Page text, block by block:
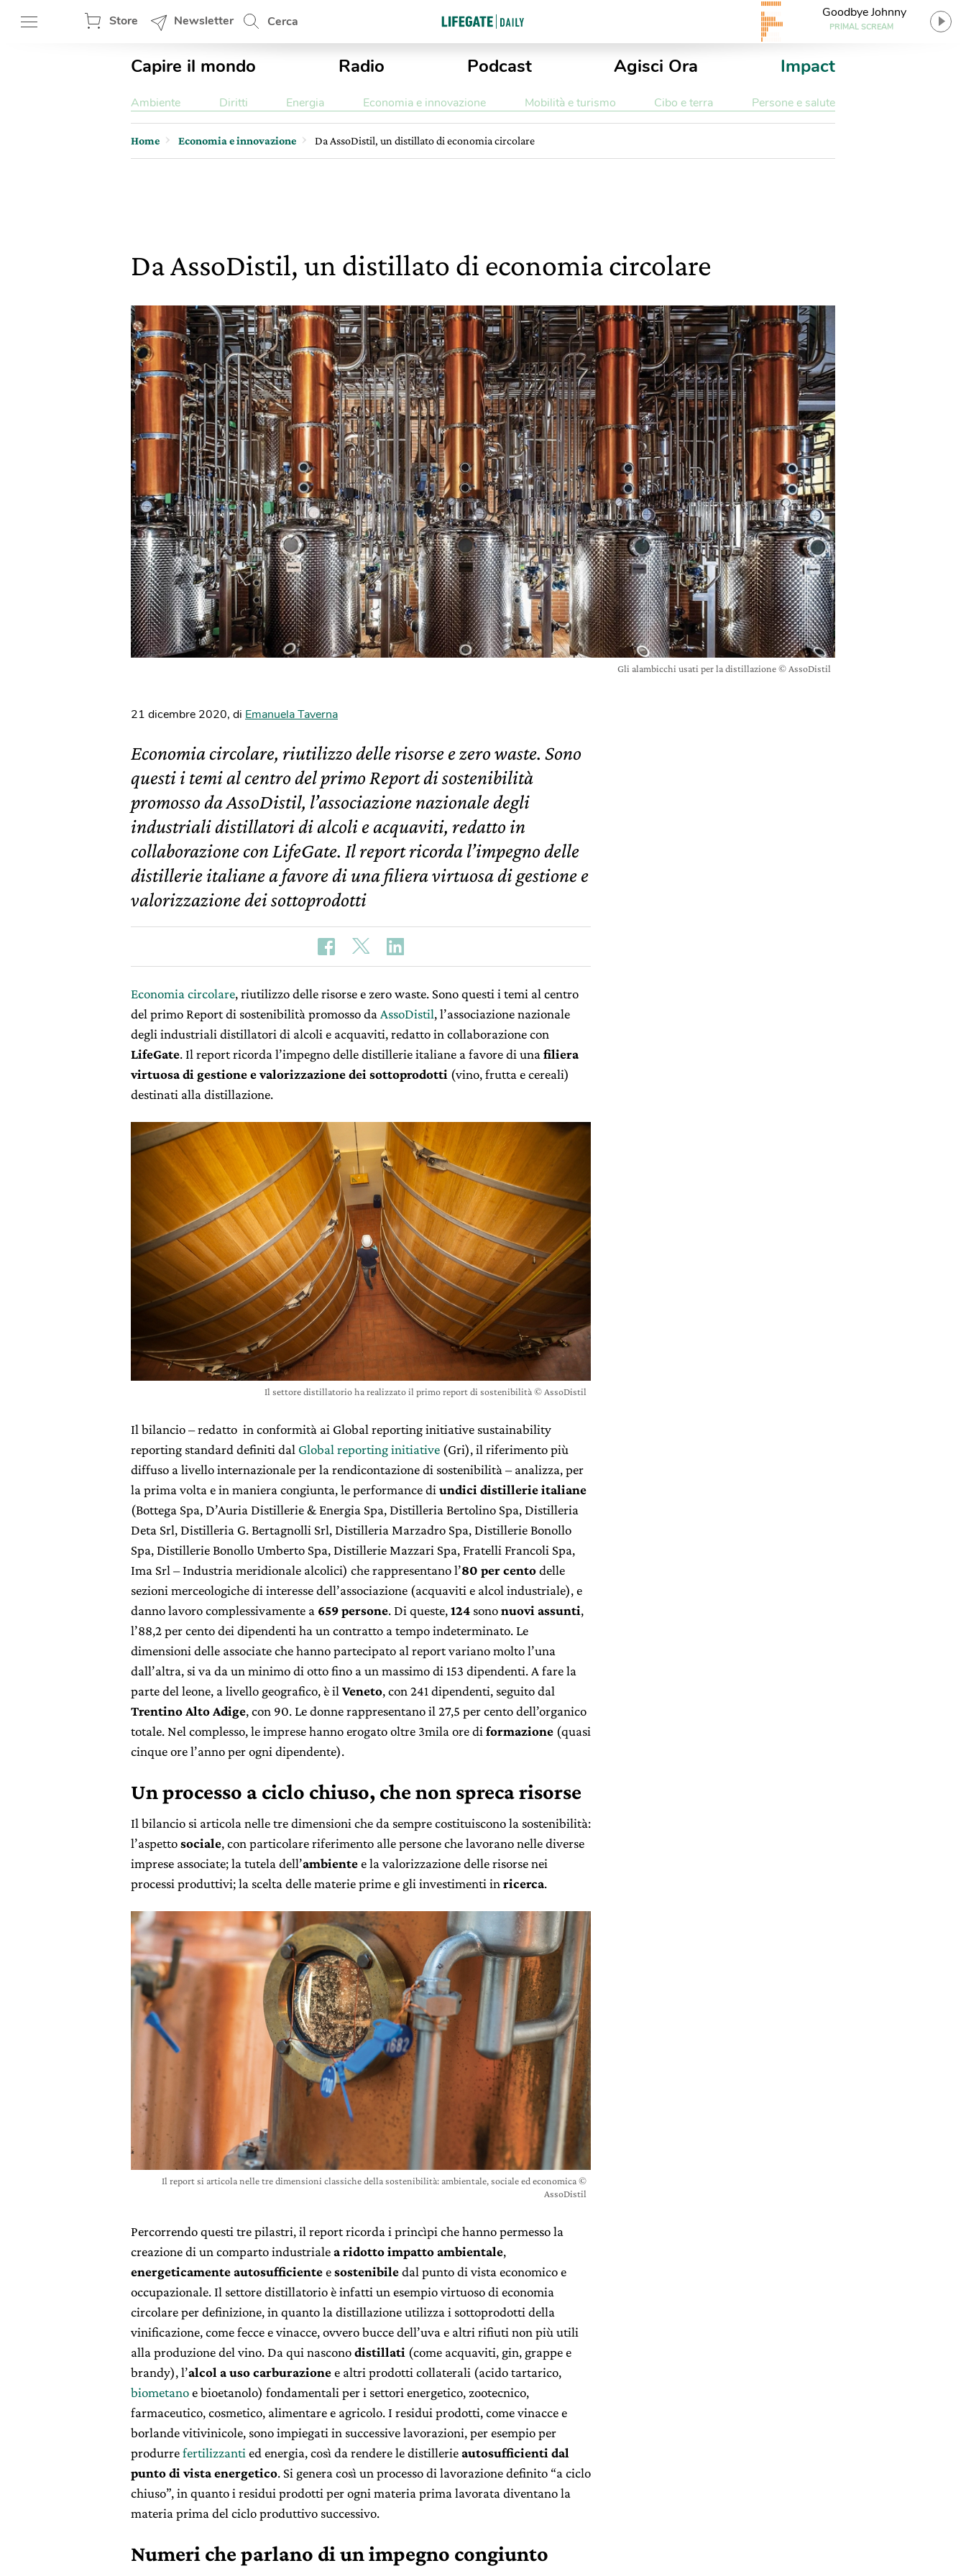
Store Newsletter Cerca
Goodbye Johnny
PRIMAL SCREAM
Capire il mondo Radio Podcast Agisci Ora Impact
Ambiente Diritti Energia Economia e innovazione Mobilità e turismo Cibo e terra Persone e salute
Home Economia e innovazione Da AssoDistil, un distillato di economia circolare
Da AssoDistil, un distillato di economia circolare
Gli alambicchi usati per la distillazione © AssoDistil
21 dicembre 2020, di Emanuela Taverna
Economia circolare, riutilizzo delle risorse e zero waste. Sono
questi i temi al centro del primo Report di sostenibilità
promosso da AssoDistil, l’associazione nazionale degli
industriali distillatori di alcoli e acquaviti, redatto in
collaborazione con LifeGate. Il report ricorda l’impegno delle
distillerie italiane a favore di una filiera virtuosa di gestione e
valorizzazione dei sottoprodotti
Economia circolare, riutilizzo delle risorse e zero waste. Sono questi i temi al centro
del primo Report di sostenibilità promosso da AssoDistil, l’associazione nazionale
degli industriali distillatori di alcoli e acquaviti, redatto in collaborazione con
LifeGate. Il report ricorda l’impegno delle distillerie italiane a favore di una filiera
virtuosa di gestione e valorizzazione dei sottoprodotti (vino, frutta e cereali)
destinati alla distillazione.
Il settore distillatorio ha realizzato il primo report di sostenibilità © AssoDistil
Il bilancio – redatto in conformità ai Global reporting initiative sustainability
reporting standard definiti dal Global reporting initiative (Gri), il riferimento più
diffuso a livello internazionale per la rendicontazione di sostenibilità – analizza, per
la prima volta e in maniera congiunta, le performance di undici distillerie italiane
(Bottega Spa, D’Auria Distillerie & Energia Spa, Distilleria Bertolino Spa, Distilleria
Deta Srl, Distilleria G. Bertagnolli Srl, Distilleria Marzadro Spa, Distillerie Bonollo
Spa, Distillerie Bonollo Umberto Spa, Distillerie Mazzari Spa, Fratelli Francoli Spa,
Ima Srl – Industria meridionale alcolici) che rappresentano l’80 per centodelle
sezioni merceologiche di interesse dell’associazione (acquaviti e alcol industriale), e
danno lavoro complessivamente a 659 persone. Di queste,124 sononuovi assunti,
l’88,2 per cento dei dipendenti ha un contratto a tempo indeterminato. Le
dimensioni delle associate che hanno partecipato al report variano molto l’una
dall’altra, si va da un minimo di otto fino a un massimo di 153 dipendenti. A fare la
parte del leone, a livello geografico, è il Veneto, con 241 dipendenti, seguito dal
Trentino Alto Adige, con 90. Le donne rappresentano il 27,5 per cento dell’organico
totale. Nel complesso, le imprese hanno erogato oltre 3mila ore di formazione (quasi
cinque ore l’anno per ogni dipendente).
Un processo a ciclo chiuso, che non spreca risorse
Il bilancio si articola nelle tre dimensioni che da sempre costituiscono la sostenibilità:
l’aspettosociale, con particolare riferimento alle persone che lavorano nelle diverse
imprese associate; la tutela dell’ambientee la valorizzazione delle risorse nei
processi produttivi; la scelta delle materie prime e gli investimenti in ricerca.
Il report si articola nelle tre dimensioni classiche della sostenibilità: ambientale, sociale ed economica ©
AssoDistil
Percorrendo questi tre pilastri, il report ricorda i princìpi che hanno permesso la
creazione di un comparto industrialea ridotto impatto ambientale,
energeticamente autosufficienteesostenibiledal punto di vista economico e
occupazionale. Il settore distillatorio è infatti un esempio virtuoso di economia
circolare per definizione, in quanto la distillazione utilizza i sottoprodotti della
vinificazione, come fecce e vinacce, ovvero bucce dell’uva e altri rifiuti non più utili
alla produzione del vino. Da qui nasconodistillati (come acquaviti, gin, grappe e
brandy), l’alcol a uso carburazionee altri prodotti collaterali (acido tartarico,
biometanoe bioetanolo) fondamentali per i settori energetico, zootecnico,
farmaceutico, cosmetico, alimentare e agricolo. I residui prodotti, come vinacce e
borlande vitivinicole, sono impiegati in successive lavorazioni, per esempio per
produrrefertilizzanti ed energia, così da rendere le distillerieautosufficienti dal
punto di vista energetico. Si genera così un processo di lavorazione definito “a ciclo
chiuso”, in quanto i residui prodotti per ogni materia prima lavorata diventano la
materia prima del ciclo produttivo successivo.
Numeri che parlano di un impegno congiunto